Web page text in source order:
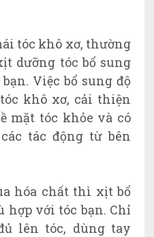
tóc khô xơ, thường
dưỡng tóc bổ sung
Việc bổ sung độ
khô xơ, cải thiện
mặt tóc khỏe và có
tác động từ bên
hóa chất thì xịt bổ
hợp với tóc bạn. Chỉ
lên tóc, dùng tay